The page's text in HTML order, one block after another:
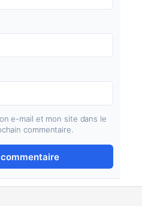
e-mail et mon site dans le
commentaire.